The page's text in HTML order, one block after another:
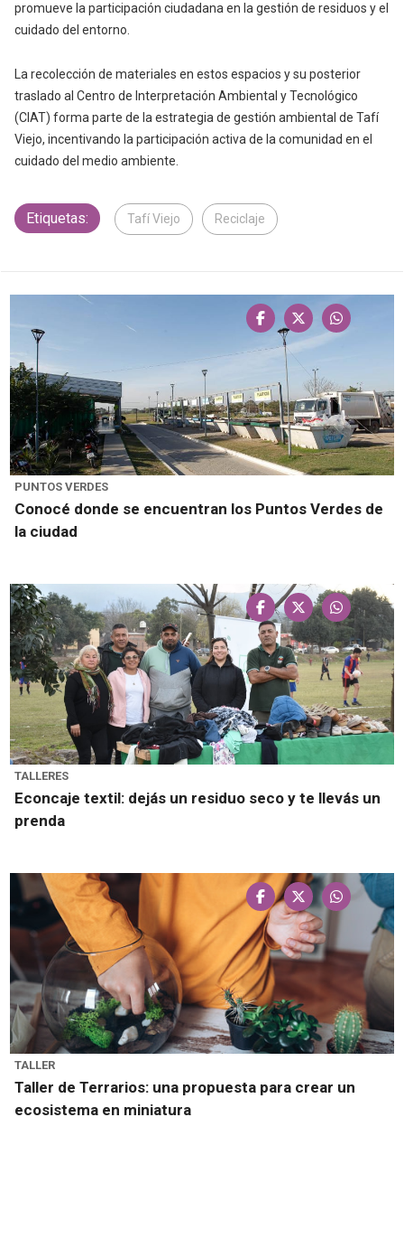
promueve la participación ciudadana en la gestión de residuos y el
cuidado del entorno.
La recolección de materiales en estos espacios y su posterior
traslado al Centro de Interpretación Ambiental y Tecnológico
(CIAT) forma parte de la estrategia de gestión ambiental de Tafí
Viejo, incentivando la participación activa de la comunidad en el
cuidado del medio ambiente.
Etiquetas: Tafí Viejo Reciclaje
PUNTOS VERDES
Conocé donde se encuentran los Puntos Verdes de
la ciudad
TALLERES
Econcaje textil: dejás un residuo seco y te llevás un
prenda
TALLER
Taller de Terrarios: una propuesta para crear un
ecosistema en miniatura